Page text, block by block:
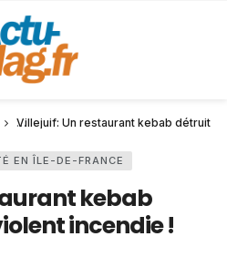
Villejuif: Un restaurant kebab détruit
EN ÎLE-DE-FRANCE
kebab
incendie !